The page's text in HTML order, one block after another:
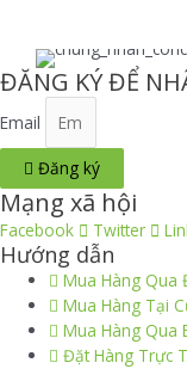
ĐĂNG KÝ ĐỂ
Email
Đăng ký
Mạng xã hội
Facebook Twitter
Hướng dẫn
Mua Hàng Qua
Mua Hàng Tại
Mua Hàng Qua
Đặt Hàng Trực